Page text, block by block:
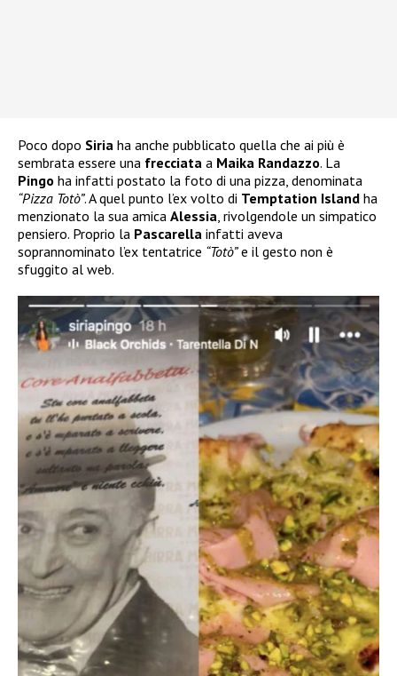
Poco dopo Siria ha anche pubblicato quella che ai più è
sembrata essere una frecciata a Maika Randazzo. La
Pingo ha infatti postato la foto di una pizza, denominata
“Pizza Totò”. A quel punto l’ex volto di Temptation Island ha
menzionato la sua amica Alessia, rivolgendole un simpatico
pensiero. Proprio la Pascarella infatti aveva
soprannominato l’ex tentatrice “Totò”e il gesto non è
sfuggito al web.